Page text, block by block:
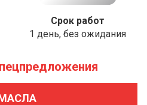
Срок работ
1 день, без ожидания